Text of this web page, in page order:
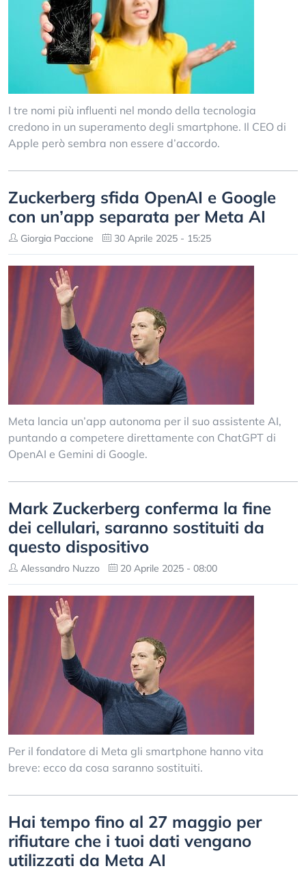
I tre nomi più influenti nel mondo della tecnologia
credono in un superamento degli smartphone. Il CEO di
Apple però sembra non essere d’accordo.
Zuckerberg sfida OpenAI e Google
con un’app separata per Meta AI
Giorgia Paccione 30 Aprile 2025 - 15:25
Meta lancia un’app autonoma per il suo assistente AI,
puntando a competere direttamente con ChatGPT di
OpenAI e Gemini di Google.
Mark Zuckerberg conferma la fine
dei cellulari, saranno sostituiti da
questo dispositivo
Alessandro Nuzzo 20 Aprile 2025 - 08:00
Per il fondatore di Meta gli smartphone hanno vita
breve: ecco da cosa saranno sostituiti.
Hai tempo fino al 27 maggio per
rifiutare che i tuoi dati vengano
utilizzati da Meta AI